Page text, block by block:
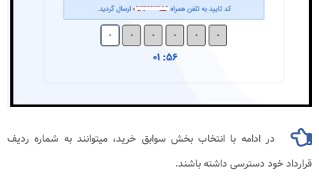
در ادامه با انتخاب بخش سوابق خرید، میتوانند به شماره ردیف
قرارداد خود دسترسی داشته باشند.